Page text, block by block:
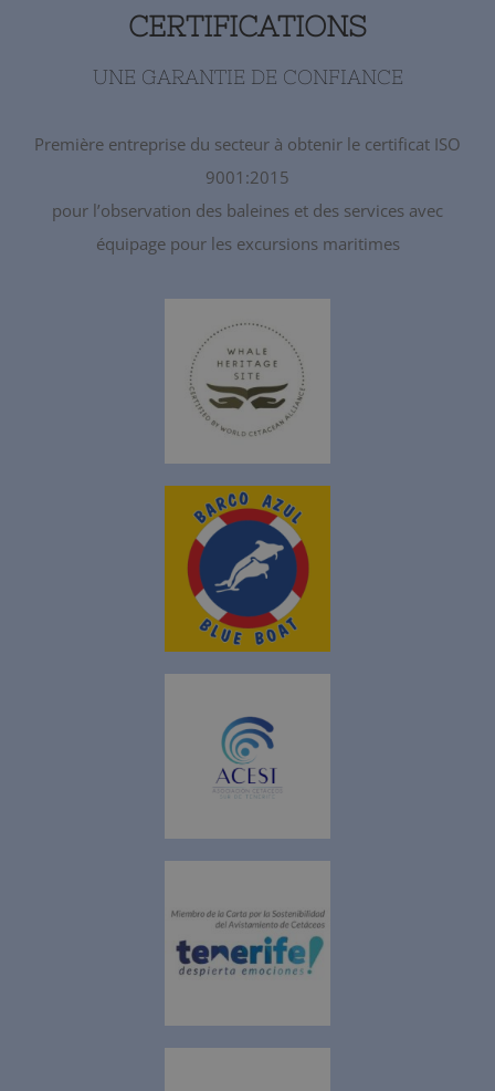
CERTIFICATIONS
UNE GARANTIE DE CONFIANCE
Première entreprise du secteur à obtenir le certificat ISO
9001:2015
pour l’observation des baleines et des services avec
équipage pour les excursions maritimes